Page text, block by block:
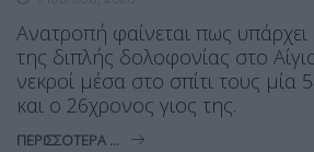
Ανατροπή φαίνεται πως
της διπλής δολοφονίας στο
νεκροί μέσα στο σπίτι τους μία
και ο 26χρονος γιος της.
ΠΕΡΙΣΣΌΤΕΡΑ ...